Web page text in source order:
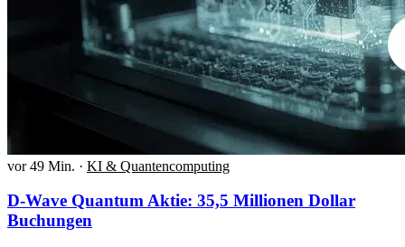
vor 49 Min. · KI & Quantencomputing
D-Wave Quantum Aktie: 35,5 Millionen Dollar
Buchungen